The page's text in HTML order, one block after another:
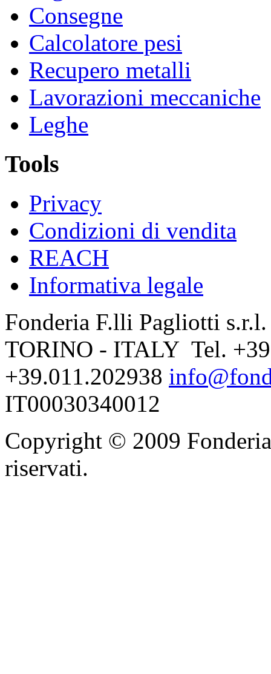
Consegne
Calcolatore pesi
Recupero metalli
Lavorazioni meccaniche
Leghe
Tools
Privacy
Condizioni di vendita
REACH
Informativa legale
Fonderia F.lli Pagliotti
TORINO - ITALY Tel.
+39.011.202938
IT00030340012
Copyright © 2009
riservati.